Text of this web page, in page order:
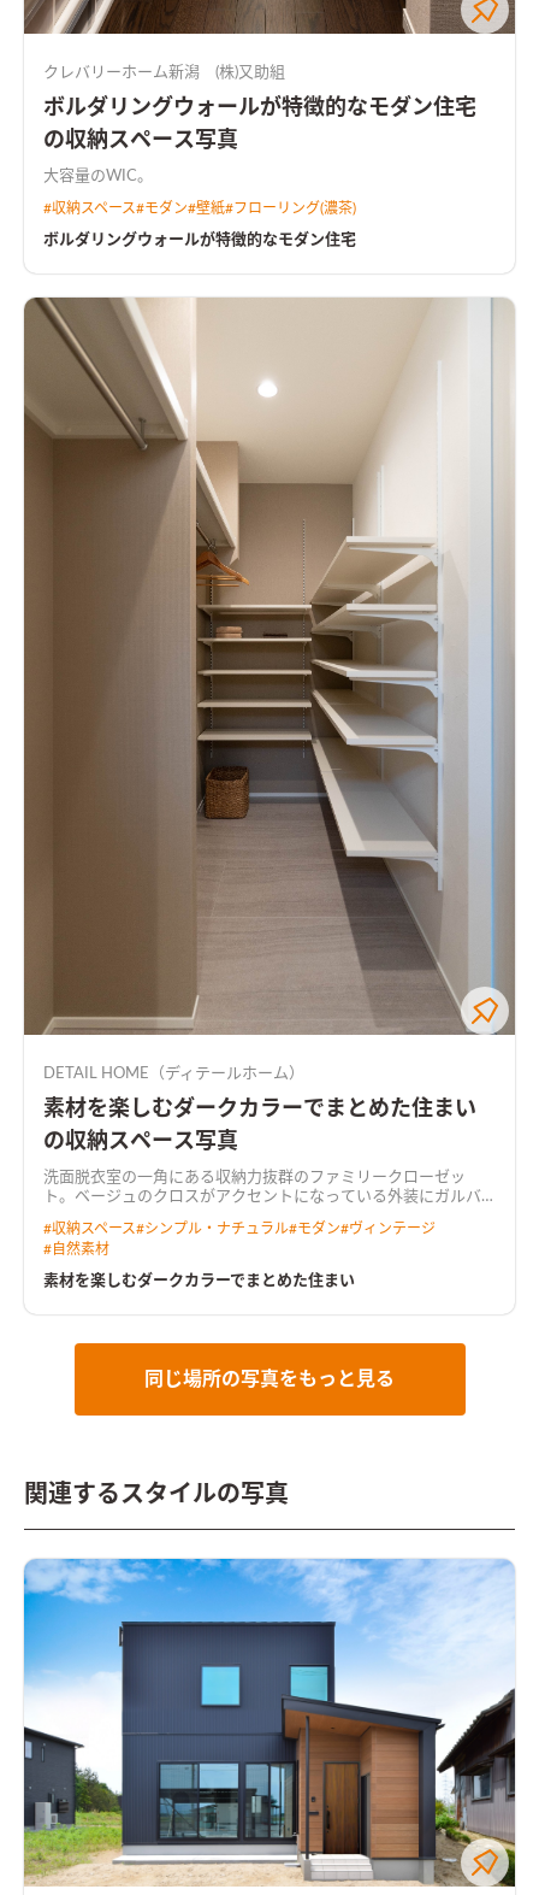
クレバリーホーム新潟 (株)又助組
ボルダリングウォールが特徴的なモダン住宅
の収納スペース写真
大容量のWIC。
#収納スペース#モダン#壁紙#フローリング(濃茶)
ボルダリングウォールが特徴的なモダン住宅
DETAIL HOME（ディテールホーム）
素材を楽しむダークカラーでまとめた住まい
の収納スペース写真
洗面脱衣室の一角にある収納力抜群のファミリークローゼッ
ト。ベージュのクロスがアクセントになっている外装にガルバ
素材を楽しむ。 内装はアカシアの床にダークカラーでまとめた
インテリアでカッコよく仕上げた。 家族が集うリビングは、吹
抜け・和室・庭と繋がり、開放的で心地のいい空間となってい
出したダークカラーのキッチンキッチン上部の下がり天井には
床のアカシアに合わせてレッドシダーを貼り、間接照明で奥行き
を演出。横繋がりのダイニングは配膳がしやすい
#収納スペース#シンプル・ナチュラル#モダン#ヴィンテージ
#自然素材
素材を楽しむダークカラーでまとめた住まい
同じ場所の写真をもっと見る
関連するスタイルの写真